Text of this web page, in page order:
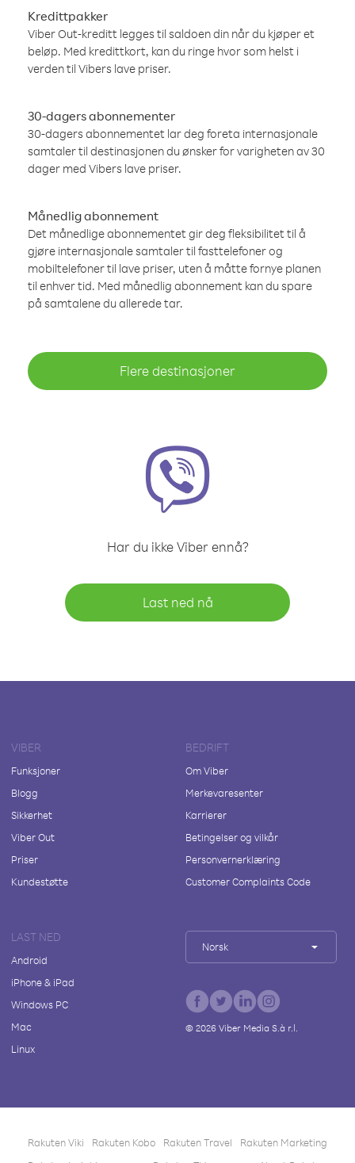
Kredittpakker
Viber Out-kreditt legges til saldoen din når du kjøper et
beløp. Med kredittkort, kan du ringe hvor som helst i
verden til Vibers lave priser.
30-dagers abonnementer
30-dagers abonnementet lar deg foreta internasjonale
samtaler til destinasjonen du ønsker for varigheten av 30
dager med Vibers lave priser.
Månedlig abonnement
Det månedlige abonnementet gir deg fleksibilitet til å
gjøre internasjonale samtaler til fasttelefoner og
mobiltelefoner til lave priser, uten å måtte fornye planen
til enhver tid. Med månedlig abonnement kan du spare
på samtalene du allerede tar.
Flere destinasjoner
Har du ikke Viber ennå?
Last ned nå
VIBER
Funksjoner
Blogg
Sikkerhet
Viber Out
Priser
Kundestøtte
BEDRIFT
Om Viber
Merkevaresenter
Karrierer
Betingelser og vilkår
Personvernerklæring
Customer Complaints Code
LAST NED
Android
iPhone & iPad
Windows PC
Mac
Linux
Norsk
© 2026Viber Media S.à r.l.
Rakuten Viki Rakuten Kobo Rakuten Travel
Rakuten Marketing